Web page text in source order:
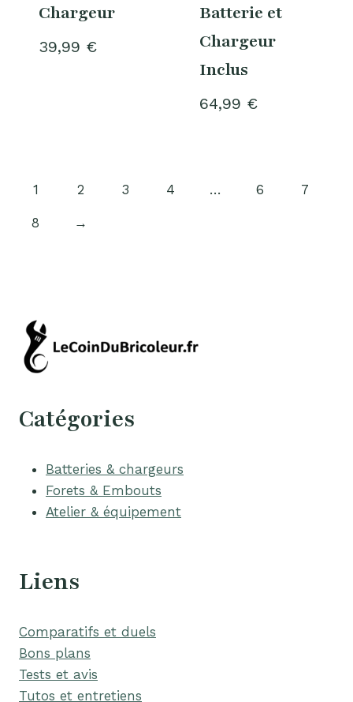
Chargeur
39,99 €
Batterie et
Chargeur
Inclus
64,99 €
1 2 3 4 … 6 7
8 →
Catégories
Batteries & chargeurs
Forets & Embouts
Atelier & équipement
Liens
Comparatifs et duels
Bons plans
Tests et avis
Tutos et entretiens